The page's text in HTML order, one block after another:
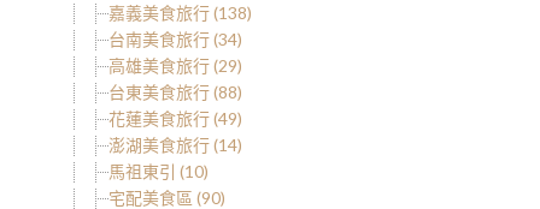
嘉義美食旅行 (138)
台南美食旅行 (34)
高雄美食旅行 (29)
台東美食旅行 (88)
花蓮美食旅行 (49)
澎湖美食旅行 (14)
馬祖東引 (10)
宅配美食區 (90)